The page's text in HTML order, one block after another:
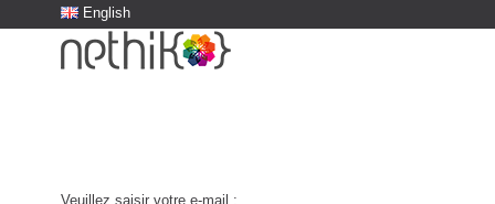
English
Veuillez saisir votre e-mail :